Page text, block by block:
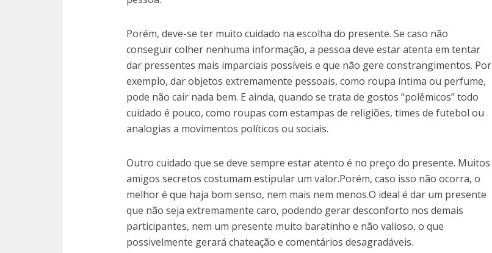
Porém, deve-se ter muito cuidado na escolha do presente. Se caso não
conseguir colher nenhuma informação, a pessoa deve estar atenta em tentar
dar pressentes mais imparciais possíveis e que não gere constrangimentos. Por
exemplo, dar objetos extremamente pessoais, como roupa íntima ou perfume,
pode não cair nada bem. E ainda, quando se trata de gostos “polêmicos” todo
cuidado é pouco, como roupas com estampas de religiões, times de futebol ou
analogias a movimentos políticos ou sociais.
Outro cuidado que se deve sempre estar atento é no preço do presente. Muitos
amigos secretos costumam estipular um valor.Porém, caso isso não ocorra, o
melhor é que haja bom senso, nem mais nem menos.O ideal é dar um presente
que não seja extremamente caro, podendo gerar desconforto nos demais
participantes, nem um presente muito baratinho e não valioso, o que
possivelmente gerará chateação e comentários desagradáveis.